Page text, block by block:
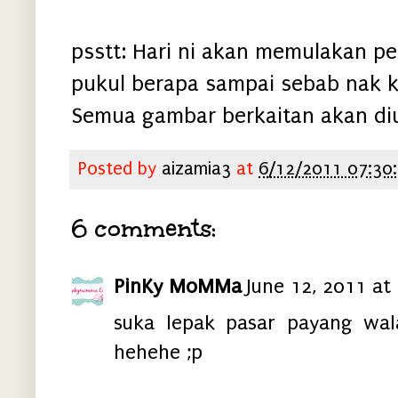
psstt: Hari ni akan memulakan
pukul berapa sampai sebab nak
Semua gambar berkaitan akan
Posted by aizamia3 at 6/12/2011
6 comments:
PinKy MoMMa June 12, 2011
suka lepak pasar payang
hehehe ;p